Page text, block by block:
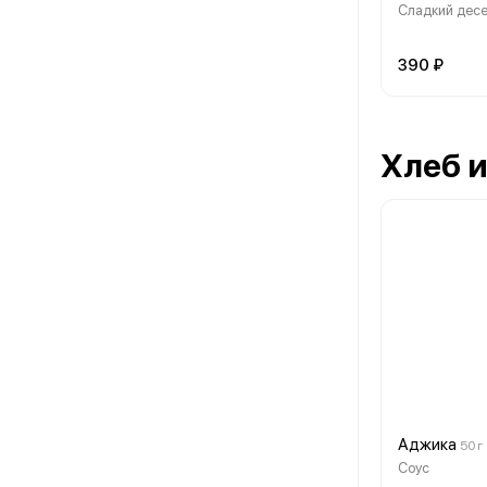
Сладкий
390 ₽
Хлеб
Аджика 50 г
Соус